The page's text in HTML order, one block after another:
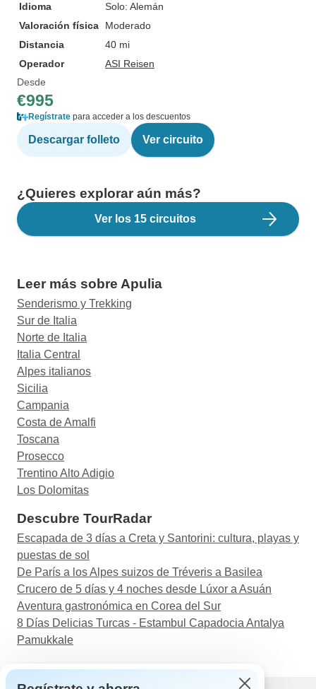
Idioma
Solo: Alemán
Valoración física
Moderado
Distancia
40 mi
Operador
ASI Reisen
Desde
€995
Regístrate para acceder a los descuentos
Descargar folleto Ver circuito
¿Quieres explorar aún más?
Ver los 15 circuitos
Leer más sobre Apulia
Senderismo y Trekking
Sur de Italia
Norte de Italia
Italia Central
Alpes italianos
Sicilia
Campania
Costa de Amalfi
Toscana
Prosecco
Trentino Alto Adigio
Los Dolomitas
Descubre TourRadar
Escapada de 3 días a Creta y Santorini: cultura, playas y
puestas de sol
De París a los Alpes suizos de Tréveris a Basilea
Crucero de 5 días y 4 noches desde Lúxor a Asuán
Aventura gastronómica en Corea del Sur
8 Días Delicias Turcas - Estambul Capadocia Antalya
Pamukkale